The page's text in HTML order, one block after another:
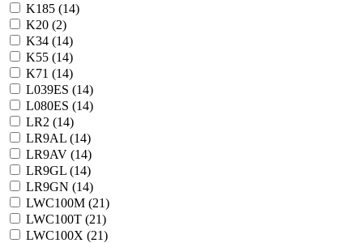
K185 (14)
K20 (2)
K34 (14)
K55 (14)
K71 (14)
L039ES (14)
L080ES (14)
LR2 (14)
LR9AL (14)
LR9AV (14)
LR9GL (14)
LR9GN (14)
LWC100M (21)
LWC100T (21)
LWC100X (21)